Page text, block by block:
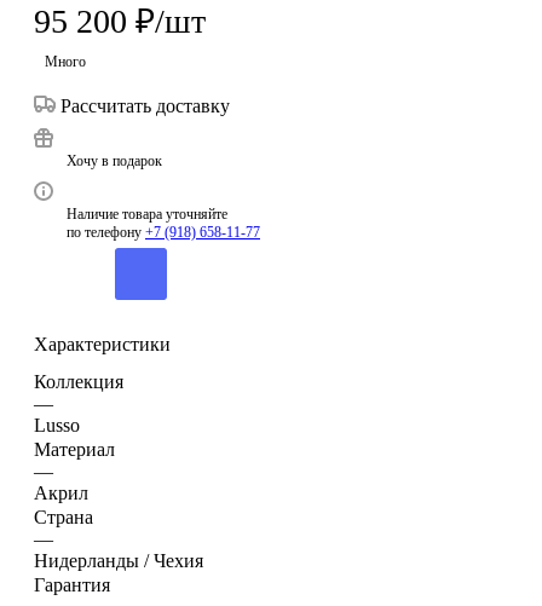
95 200 ₽/шт
Много
Рассчитать доставку
Хочу в подарок
Наличие товара уточняйте
по телефону +7 (918) 658-11-77
Характеристики
Коллекция
—
Lusso
Материал
—
Акрил
Страна
—
Нидерланды / Чехия
Гарантия